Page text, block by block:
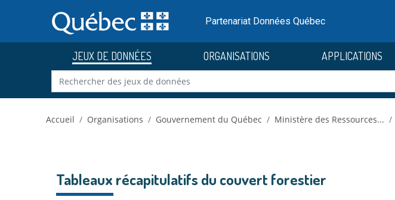
au
contenu
Partenariat Données Québec
JEUX DE DONNÉES ORGANISATIONS APPLICATIONS
Accueil Organisations Gouvernement du Québec Ministère des Ressources...
Tableaux récapitulatifs du couvert forestier